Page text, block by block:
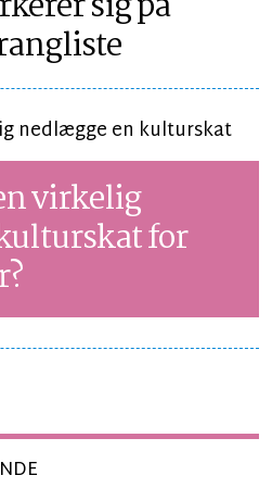
virkelig
for